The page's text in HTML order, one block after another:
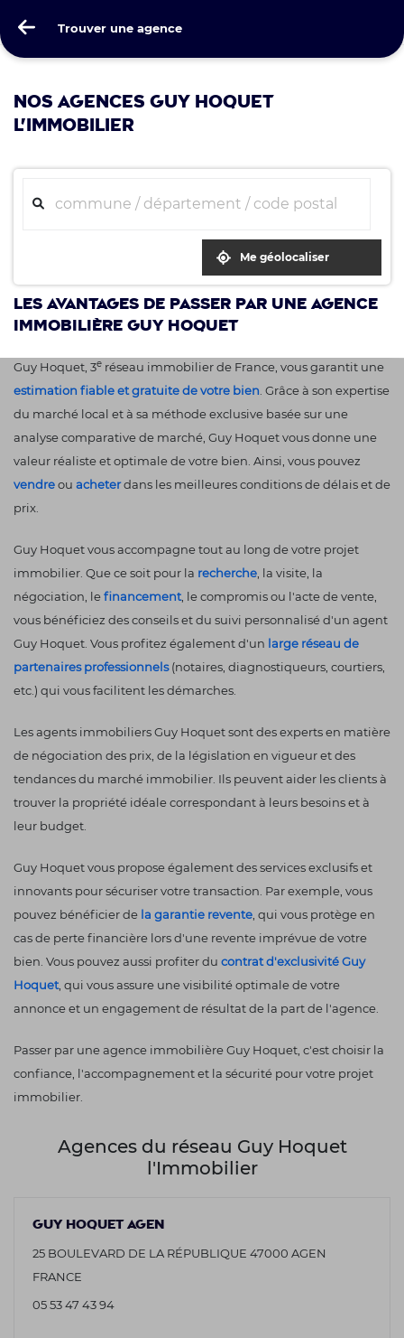
Trouver une agence
Guy Hoquet
NOS AGENCES GUY HOQUET
L'IMMOBILIER
Me géolocaliser
Les avantages de passer par une agence
immobilière Guy Hoquet
Guy Hoquet, 3e réseau immobilier de France, vous garantit une
estimation fiable et gratuite de votre bien . Grâce à son expertise
du marché local et à sa méthode exclusive basée sur une
analyse comparative de marché, Guy Hoquet vous donne une
valeur réaliste et optimale de votre bien. Ainsi, vous pouvez
vendreou acheterdans les meilleures conditions de délais et de
prix.
Guy Hoquet vous accompagne tout au long de votre projet
immobilier. Que ce soit pour la recherche , la visite, la
négociation, lefinancement , le compromis ou l'acte de vente,
vous bénéficiez des conseils et du suivi personnalisé d'un agent
Guy Hoquet. Vous profitez également d'un large réseau de
partenaires professionnels(notaires, diagnostiqueurs, courtiers,
etc.) qui vous facilitent les démarches.
Les agents immobiliers Guy Hoquet sont des experts en matière
de négociation des prix, de la législation en vigueur et des
tendances du marché immobilier. Ils peuvent aider les clients à
trouver la propriété idéale correspondant à leurs besoins et à
leur budget.
Guy Hoquet vous propose également des services exclusifs et
innovants pour sécuriser votre transaction. Par exemple, vous
pouvez bénéficier de la garantie revente , qui vous protège en
cas de perte financière lors d'une revente imprévue de votre
bien. Vous pouvez aussi profiter du contrat d'exclusivité Guy
Hoquet , qui vous assure une visibilité optimale de votre
annonce et un engagement de résultat de la part de l'agence.
Passer par une agence immobilière Guy Hoquet, c'est choisir la
confiance, l'accompagnement et la sécurité pour votre projet
immobilier.
Agences du réseau Guy Hoquet
l'Immobilier
GUY HOQUET AGEN
25 BOULEVARD DE LA RÉPUBLIQUE 47000 AGEN
FRANCE
05 53 47 43 94